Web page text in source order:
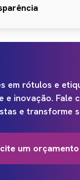
em rótulos e
e inovação. Fale
e transforme
um orçamento